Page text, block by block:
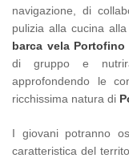
navigazione, di
pulizia alla cucina
barca vela Portofino
di gruppo e
approfondendo le
ricchissima natura di
I giovani potranno
caratteristica del